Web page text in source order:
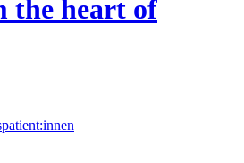
the heart of